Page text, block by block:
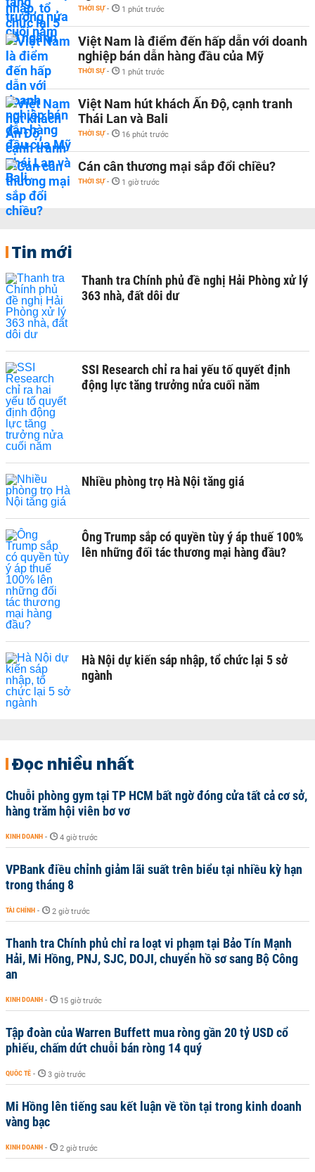
THỜI SỰ - 1 phút trước
Việt Nam là điểm đến hấp dẫn với doanh
nghiệp bán dẫn hàng đầu của Mỹ
THỜI SỰ - 1 phút trước
Việt Nam hút khách Ấn Độ, cạnh tranh
Thái Lan và Bali
THỜI SỰ - 16 phút trước
Cán cân thương mại sắp đổi chiều?
THỜI SỰ - 1 giờ trước
Tin mới
Thanh tra Chính phủ đề nghị Hải Phòng xử lý
363 nhà, đất dôi dư
SSI Research chỉ ra hai yếu tố quyết định
động lực tăng trưởng nửa cuối năm
Nhiều phòng trọ Hà Nội tăng giá
Ông Trump sắp có quyền tùy ý áp thuế 100%
lên những đối tác thương mại hàng đầu?
Hà Nội dự kiến sáp nhập, tổ chức lại 5 sở
ngành
Đọc nhiều nhất
Chuỗi phòng gym tại TP HCM bất ngờ đóng cửa tất cả cơ sở,
hàng trăm hội viên bơ vơ
KINH DOANH - 4 giờ trước
VPBank điều chỉnh giảm lãi suất trên biểu tại nhiều kỳ hạn
trong tháng 8
TÀI CHÍNH - 2 giờ trước
Thanh tra Chính phủ chỉ ra loạt vi phạm tại Bảo Tín Mạnh
Hải, Mi Hồng, PNJ, SJC, DOJI, chuyển hồ sơ sang Bộ Công
an
KINH DOANH - 15 giờ trước
Tập đoàn của Warren Buffett mua ròng gần 20 tỷ USD cổ
phiếu, chấm dứt chuỗi bán ròng 14 quý
QUỐC TẾ - 3 giờ trước
Mi Hồng lên tiếng sau kết luận về tồn tại trong kinh doanh
vàng bạc
KINH DOANH - 2 giờ trước